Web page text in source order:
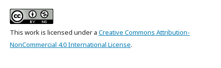
This work is licensed under a Creative Commons Attribution-
NonCommercial 4.0 International License.